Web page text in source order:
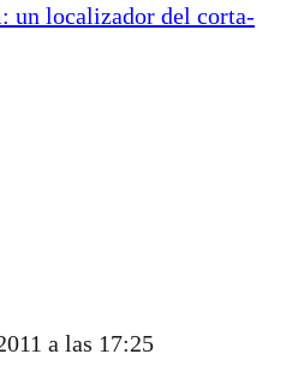
un localizador del corta-
a las 17:25